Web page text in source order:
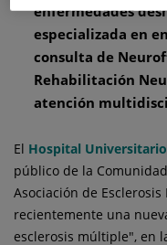
enfermedades
especializada en
consulta de
Rehabilitación
atención
El Hospital
público de la
Asociación de
recientemente una
esclerosis múltiple", en